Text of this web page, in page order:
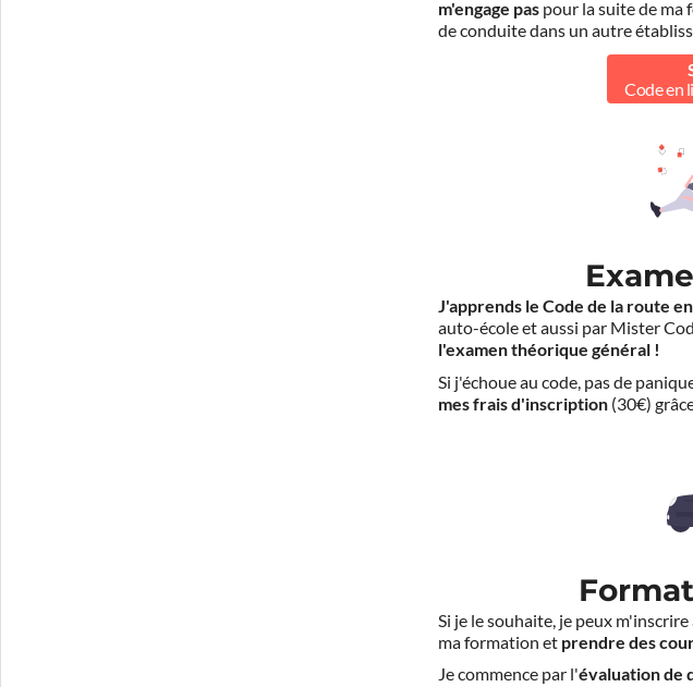
m'engage pas pour la suite de ma
de conduite dans un autre
Code en
J'apprends le Code de la route
auto-école et aussi par Mister
l'examen théorique général !
Si j'échoue au code, pas de
mes frais d'inscription (30€)
Si je le souhaite, je peux
ma formation et prendre des
Je commence par l'évaluation de